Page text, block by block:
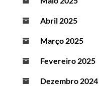
Abril 2025
Março 2025
Fevereiro 2025
Dezembro 2024